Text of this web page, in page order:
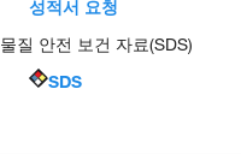
성적서 요청
물질 안전 보건 자료(SDS)
SDS